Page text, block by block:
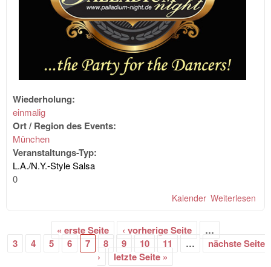
Wiederholung:
einmalig
Ort / Region des Events:
München
Veranstaltungs-Typ:
L.A./N.Y.-Style Salsa
0
Weiterlesen
Kalender
Seiten
« erste Seite ‹ vorherige Seite
…
3
4 5 6 7 8 9 10 11 …
nächste Seite
›
letzte Seite »